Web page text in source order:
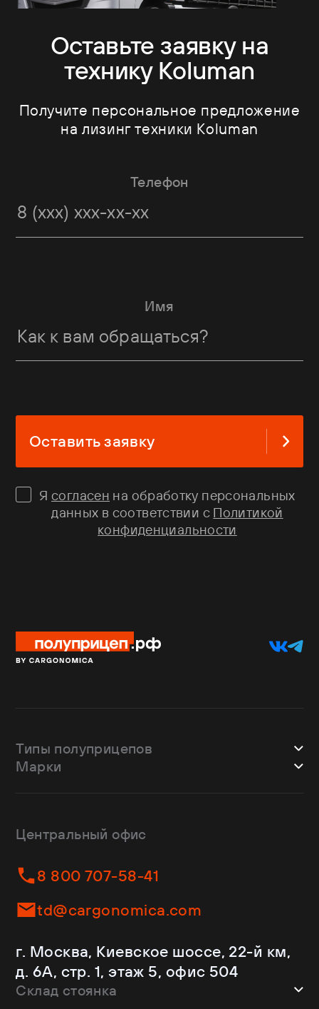
Оставьте заявку на
технику Koluman
Получите персональное предложение
на лизинг техники Koluman
Телефон
Имя
Оставить заявку
Ясогласен на обработку персональных
данных в соответствии с Политикой
конфиденциальности
Типы полуприцепов
Шторные
Изотермы
Контейнеровозы
Самосвалы
Ломовозы
С кониками
Рефрижераторы
Марки
Dongfeng
Helfimmer
JAC
Kassbohrer
Krone
Mercedes-Benz
Schmitz Cargobull
Shacman
Центральный офис
8 800 707-58-41
td@cargonomica.com
г. Москва, Киевское шоссе, 22-й км,
д. 6А, стр. 1, этаж 5, офис 504
Склад стоянка